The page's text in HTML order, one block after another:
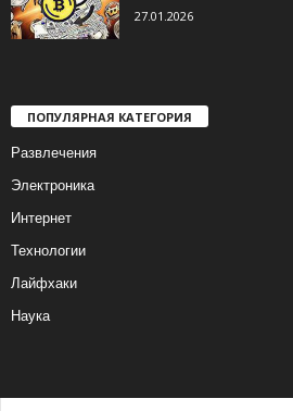
27.01.2026
ПОПУЛЯРНАЯ КАТЕГОРИЯ
Развлечения
Электроника
Интернет
Технологии
Лайфхаки
Наука